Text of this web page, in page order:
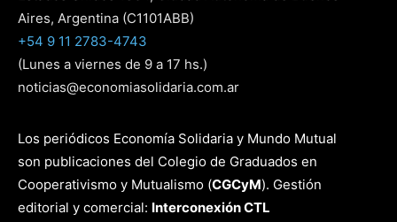
Aires, Argentina (C1101ABB)
+54 9 11 2783-4743
(Lunes a viernes de 9 a 17 hs.)
noticias@economiasolidaria.com.ar
Los periódicos Economía Solidaria y Mundo Mutual
son publicaciones del Colegio de Graduados en
Cooperativismo y Mutualismo (CGCyM). Gestión
editorial y comercial: Interconexión CTL